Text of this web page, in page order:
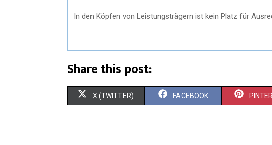
In den Köpfen von Leistungsträgern ist kein Platz für
Share this post:
X (TWITTER) FACEBOOK